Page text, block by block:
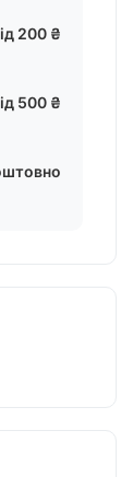
200 ₴
500 ₴